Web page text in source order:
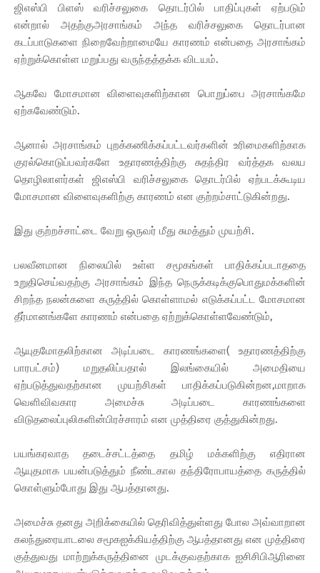
ஜிஎஸ்பி பிளஸ் வரிச்சலுகை தொடர்பில் பாதிப்புகள் ஏற்படும்
என்றால் அதற்குஅரசாங்கம் அந்த வரிச்சலுகை தொடர்பான
கடப்பாடுகளை நிறைவேற்றாமையே காரணம் என்பதை அரசாங்கம்
ஏற்றுக்கொள்ள மறுப்பது வருந்தத்தக்க விடயம்.
ஆகவே மோசமான விளைவுகளிற்கான பொறுப்பை அரசாங்கமே
ஏற்கவேண்டும்.
ஆனால் அரசாங்கம் புறக்கணிக்கப்பட்டவர்களின் உரிமைகளிற்காக
குரல்கொடுப்பவர்களே உதாரணத்திற்கு சுதந்திர வர்த்தக வலய
தொழிலாளர்கள் ஜிஎஸ்பி வரிச்சலுகை தொடர்பில் ஏற்படக்கூடிய
மோசமான விளைவுகளிற்கு காரணம் என குற்றம்சாட்டுகின்றது.
இது குற்றச்சாட்டை வேறு ஒருவர் மீது சுமத்தும் முயற்சி.
பலவீனமான நிலையில் உள்ள சமூகங்கள் பாதிக்கப்படாததை
உறுதிசெய்வதற்கு அரசாங்கம் இந்த நெருக்கடிக்குபொதுமக்களின்
சிறந்த நலன்களை கருத்தில் கொள்ளாமல் எடுக்கப்பட்ட மோசமான
தீர்மானங்களே காரணம் என்பதை ஏற்றுக்கொள்ளவேண்டும்,
ஆயுதமோதலிற்கான அடிப்படை காரணங்களை( உதாரணத்திற்கு
பாரபட்சம்) மறுதலிப்பதால் இலங்கையில் அமைதியை
ஏற்படுத்துவதற்கான முயற்சிகள் பாதிக்கப்படுகின்றன,மாறாக
வெளிவிவகார அமைச்சு அடிப்படை காரணங்களை
விடுதலைப்புலிகளின்பிரச்சாரம் என முத்திரை குத்துகின்றது.
பயங்கரவாத தடைச்சட்டத்தை தமிழ் மக்களிற்கு எதிரான
ஆயுதமாக பயன்படுத்தும் நீண்டகால தந்திரோபாயத்தை கருத்தில்
கொள்ளும்போது இது ஆபத்தானது.
அமைச்சு தனது அறிக்கையில் தெரிவித்துள்ளது போல அவ்வாறான
கலந்துரையாடலை சமூகஐக்கியத்திற்கு ஆபத்தானது என முத்திரை
குத்துவது மாற்றுக்கருத்தினை முடக்குவதற்காக ஐசிசிபிஆரினை